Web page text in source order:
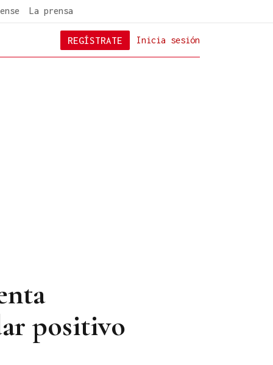
La prensa
Inicia sesión
REGÍSTRATE
positivo